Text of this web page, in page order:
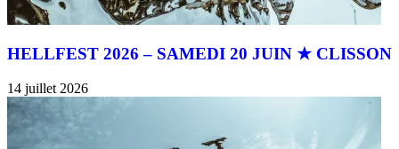
HELLFEST 2026 – SAMEDI 20 JUIN ★ CLISSON
14 juillet 2026